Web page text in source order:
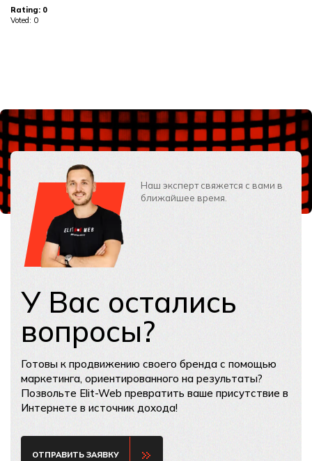
Rating: 0
Voted: 0
Наш эксперт свяжется с вами в
ближайшее время.
У Вас остались
вопросы?
Готовы к продвижению своего бренда с помощью
маркетинга, ориентированного на результаты?
Позвольте Elit-Web превратить ваше присутствие в
Интернете в источник дохода!
ОТПРАВИТЬ ЗАЯВКУ